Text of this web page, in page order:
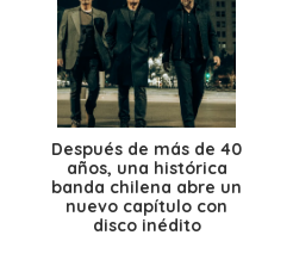
Después de más de 40
años, una histórica
banda chilena abre un
nuevo capítulo con
disco inédito